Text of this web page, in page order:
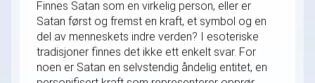
Finnes Satan som en virkelig person, eller er
Satan først og fremst en kraft, et symbol og en
del av menneskets indre verden? I esoteriske
tradisjoner finnes det ikke ett enkelt svar. For
noen er Satan en selvstendig åndelig entitet, en